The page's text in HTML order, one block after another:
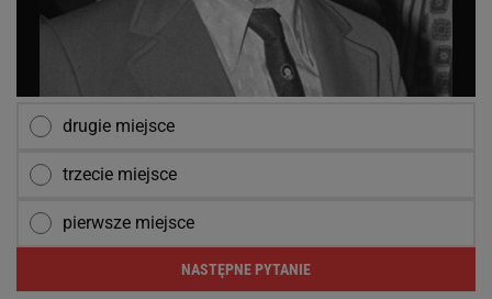
drugie miejsce
trzecie miejsce
pierwsze miejsce
NASTĘPNE PYTANIE